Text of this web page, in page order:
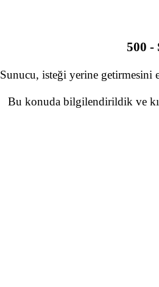
500 -
Sunucu, isteği yerine getirmesini
Bu konuda bilgilendirildik ve